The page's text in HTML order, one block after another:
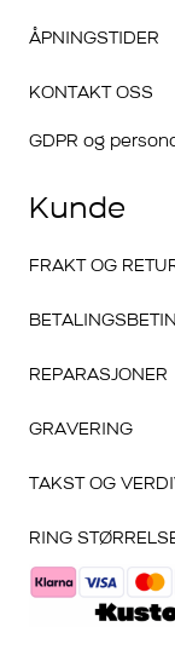
ÅPNINGSTIDER
KONTAKT OSS
GDPR og
Kunde
FRAKT OG
REPARASJONER
GRAVERING
TAKST OG
RING